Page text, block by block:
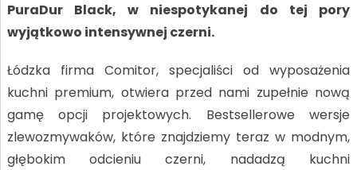
PuraDur Black, w niespotykanej do tej pory
wyjątkowo intensywnej czerni.
Łódzka firma Comitor, specjaliści od wyposażenia
kuchni premium, otwiera przed nami zupełnie nową
gamę opcji projektowych. Bestsellerowe wersje
zlewozmywaków, które znajdziemy teraz w modnym,
głębokim odcieniu czerni, nadadzą kuchni